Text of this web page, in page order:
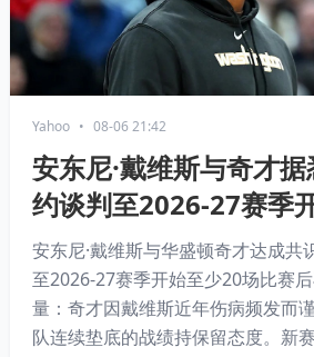
Yahoo • 08-06 21:42
安东尼·戴维斯与奇才
约谈判至2026-27赛季
安东尼·戴维斯与华盛顿奇才达成共
至2026-27赛季开始至少20场比赛
量：奇才因戴维斯近年伤病频发而
队连续垫底的战绩持保留态度。新赛